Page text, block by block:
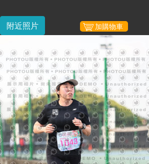
附近照片 加購物車